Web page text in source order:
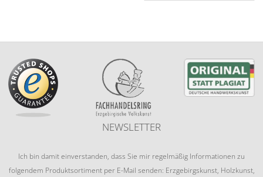
NEWSLETTER
Ich bin damit einverstanden, dass Sie mir regelmäßig Informationen zu
folgendem Produktsortiment per E-Mail senden: Erzgebirgskunst, Holzkunst,